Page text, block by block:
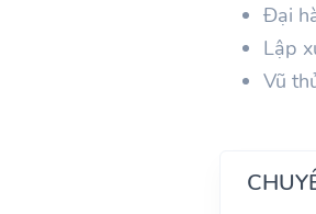
Đại
Lập
Vũ